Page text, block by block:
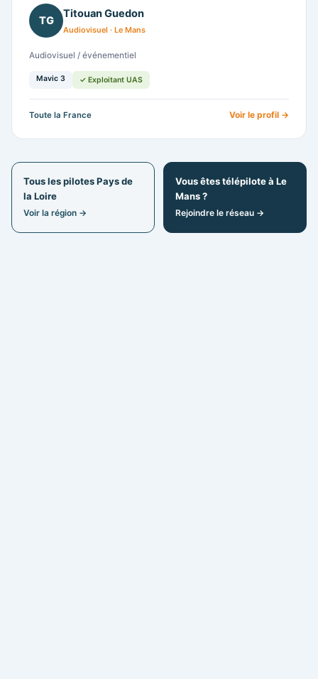
TG
Titouan Guedon
Audiovisuel · Le Mans
Audiovisuel / événementiel
Mavic 3 ✓ Exploitant UAS
Toute la France Voir le profil →
Tous les pilotes Pays de
la Loire
Voir la région →
Vous êtes télépilote à Le
Mans ?
Rejoindre le réseau →